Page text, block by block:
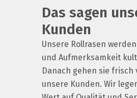
Das sagen
Kunden
Unsere Rollrasen
und Aufmerksamkeit
Danach gehen sie frisch
unsere Kunden. Wir